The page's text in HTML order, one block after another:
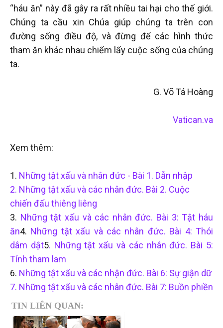
“háu ăn” này đã gây ra rất nhiều tai hại cho thế giới.
Chúng ta cầu xin Chúa giúp chúng ta trên con
đường sống điều độ, và đừng để các hình thức
tham ăn khác nhau chiếm lấy cuộc sống của chúng
ta.
G. Võ Tá Hoàng
Vatican.va
Xem thêm:
1. Những tật xấu và nhân đức - Bài 1. Dẫn nhập
2. Những tật xấu và các nhân đức. Bài 2. Cuộc
chiến đấu thiêng liêng
3. Những tật xấu và các nhân đức. Bài 3: Tật háu
ăn4. Những tật xấu và các nhân đức. Bài 4: Thói
dâm dật5. Những tật xấu và các nhân đức. Bài 5:
Tính tham lam
6. Những tật xấu và các nhận đức. Bài 6: Sự giận dữ
7. Những tật xấu và các nhân đức. Bài 7: Buồn phiền
TIN LIÊN QUAN: